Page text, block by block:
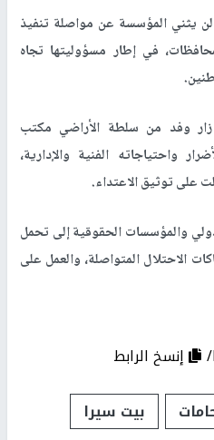
يثني المؤسسة عن مواصلة تنفيذ
في إطار مسؤوليتها تجاه
زار وفد من سلطة الأراضي مكتب
واحتياجاته الفنية والإدارية،
على توثيق الاعتداء.
والمؤسسات الحقوقية إلى تحمل
الاحتلال المتواصلة، والعمل على
إنسخ الرابط
بيت سيرا